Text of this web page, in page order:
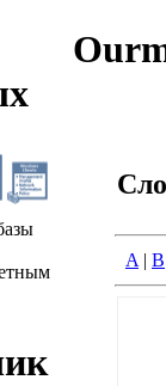
A | B